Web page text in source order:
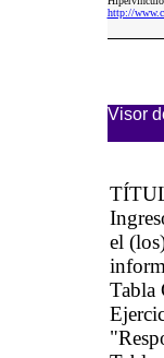
http://
Visor
el
Tabla